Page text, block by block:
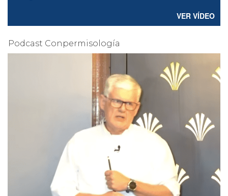
VER VÍDEO
Podcast Conpermisología